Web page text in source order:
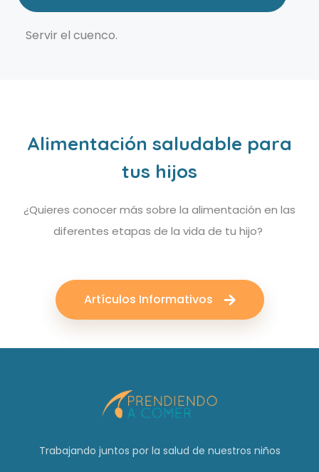
Servir el cuenco.
Alimentación saludable para
tus hijos
¿Quieres conocer más sobre la alimentación en las
diferentes etapas de la vida de tu hijo?
Artículos Informativos
Trabajando juntos por la salud de nuestros niños